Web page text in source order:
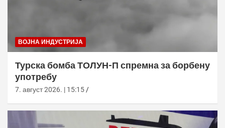
ВОЈНА ИНДУСТРИЈА
Турска бомба ТОЛУН-П спремна за борбену
употребу
7. август 2026. | 15:15